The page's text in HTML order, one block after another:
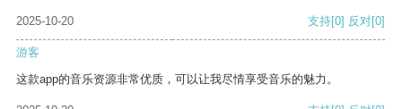
2025-10-20 支持[0] 反对[0]
游客
这款app的音乐资源非常优质，可以让我尽情享受音乐的魅力。